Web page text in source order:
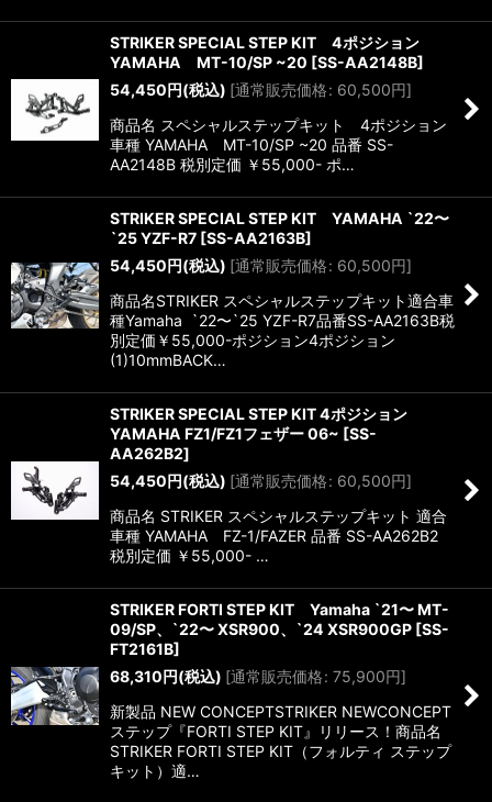
STRIKER SPECIAL STEP KIT 4ポジション
YAMAHA MT-10/SP ~20 [SS-AA2148B]
54,450 円(税込) [通常販売価格: 60,500円]
商品名 スペシャルステップキット 4ポジション
車種 YAMAHA MT-10/SP ~20 品番 SS-
AA2148B 税別定価 ￥55,000- ポ…
STRIKER SPECIAL STEP KIT YAMAHA `22〜
`25 YZF-R7 [SS-AA2163B]
54,450 円(税込) [通常販売価格: 60,500円]
商品名STRIKER スペシャルステップキット適合車
種Yamaha `22〜`25 YZF-R7品番SS-AA2163B税
別定価￥55,000-ポジション4ポジション
(1)10mmBACK…
STRIKER SPECIAL STEP KIT 4ポジション
YAMAHA FZ1/FZ1フェザー 06~ [SS-
AA262B2]
54,450 円(税込) [通常販売価格: 60,500円]
商品名 STRIKER スペシャルステップキット 適合
車種 YAMAHA FZ-1/FAZER 品番 SS-AA262B2
税別定価 ￥55,000- …
STRIKER FORTI STEP KIT Yamaha `21〜 MT-
09/SP、`22〜 XSR900、`24 XSR900GP [SS-
FT2161B]
68,310 円(税込) [通常販売価格: 75,900円]
新製品 NEW CONCEPTSTRIKER NEWCONCEPT
ステップ『FORTI STEP KIT』リリース！商品名
STRIKER FORTI STEP KIT（フォルティ ステップ
キット）適…